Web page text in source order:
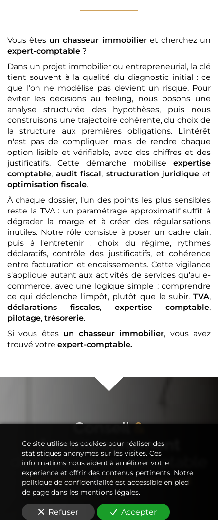
Vous êtes un chasseur immobilieret cherchez un
expert-comptable ?
Dans un projet immobilier ou entrepreneurial, la clé
tient souvent à la qualité du diagnostic initial : ce
que l'on ne modélise pas devient un risque. Pour
éviter les décisions au feeling, nous posons une
analyse structurée des hypothèses, puis nous
construisons une trajectoire cohérente, du choix de
la structure aux premières obligations. L'intérêt
n'est pas de compliquer, mais de rendre chaque
option lisible et vérifiable, avec des chiffres et des
justificatifs. Cette démarche mobilise expertise
comptable, audit fiscal, structuration juridique et
optimisation fiscale.
À chaque dossier, l'un des points les plus sensibles
reste la TVA : un paramétrage approximatif suffit à
dégrader la marge et à créer des régularisations
inutiles. Notre rôle consiste à poser un cadre clair,
puis à l'entretenir : choix du régime, rythmes
déclaratifs, contrôle des justificatifs, et cohérence
entre facturation et encaissements. Cette vigilance
s'applique autant aux activités de services qu'au e-
commerce, avec une logique simple : comprendre
ce qui déclenche l'impôt, plutôt que le subir. TVA,
déclarations fiscales, expertise comptable,
pilotage, trésorerie.
Si vous êtes un chasseur immobilier, vous avez
trouvé votre expert-comptable.
Conseil&
Accompagnement
de votreexpert-comptable
Immobilier&Entreprenariat
Ce site utilise les cookies pour réaliser des
statistiques anonymes sur les visites. Ces
informations nous aident à améliorer votre
expérience et offrir des contenus pertinents. Notre
politique de confidentialité est accessible en pied
de page dans les mentions légales.
Refuser Accepter